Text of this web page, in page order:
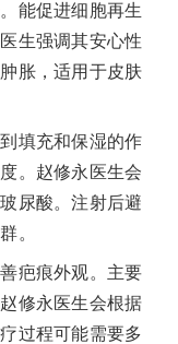
能促进细胞再生
生强调其安心性
胀，适用于皮肤
填充和保湿的作
。赵修永医生会
尿酸。注射后避
。
疤痕外观。主要
修永医生会根据
过程可能需要多